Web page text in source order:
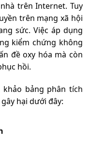
trên Internet. Tuy
trên mạng xã hội
sức. Việc áp dụng
kiểm chứng không
đề oxy hóa mà còn
hồi.
bảng phân tích
hại dưới đây: